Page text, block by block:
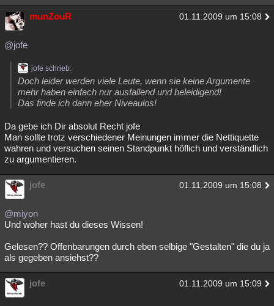
munZouR 01.11.2009 um 15:08
@jofe
jofe schrieb:
Doch leider werden viele Leute, wenn sie keine Argumente
mehr haben einfach nur ausfallend und beleidigend!
Das finde ich dann eher Niveaulos!
Da gebe ich Dir absolut Recht jofe
Man sollte trotz verschiedener Meinungen immer die Nettiquette
wahren und versuchen seinen Standpunkt höflich und verständlich
zu argumentieren.
jofe 01.11.2009 um 15:08
@miyon
Und woher hast du dieses Wissen!
Gelesen?? Offenbarungen durch eben selbige "Gestalten" die du ja
als gegeben ansiehst??
jofe 01.11.2009 um 15:09